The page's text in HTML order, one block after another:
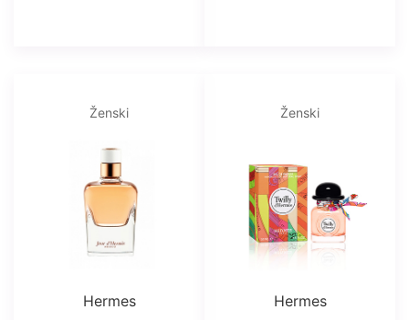
Ženski
Hermes
Ženski
Hermes